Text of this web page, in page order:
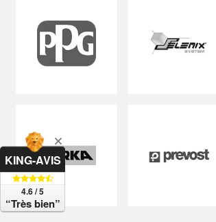
KING-AVIS
4.6 / 5
“Très bien”